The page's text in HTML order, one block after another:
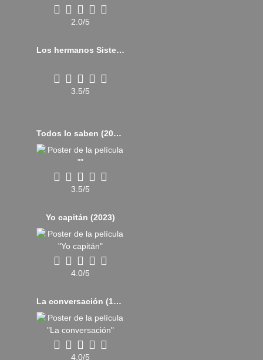
2.0/5
Los hermanos Sisters (2018)
3.5/5
Todos lo saben (2018)
3.5/5
Yo capitán (2023)
4.0/5
La conversación (1974)
4.0/5